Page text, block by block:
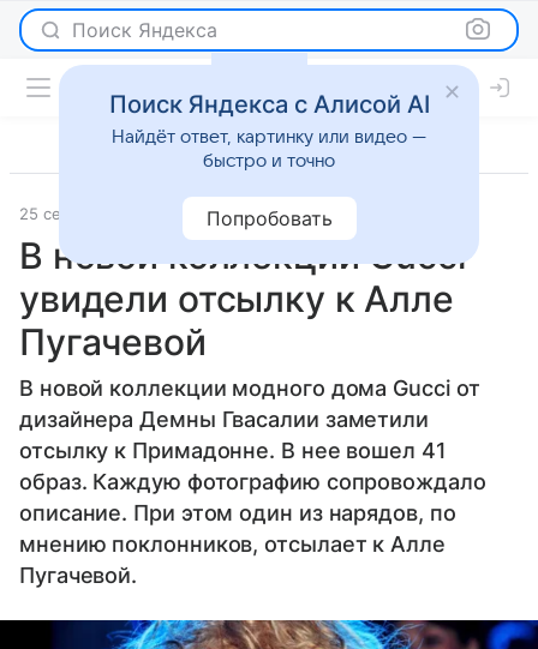
Поиск Яндекса
25 сентября 2025 Lenta.Ru Светская жизнь
В новой коллекции Gucci
увидели отсылку к Алле
Пугачевой
В новой коллекции модного дома Gucci от
дизайнера Демны Гвасалии заметили
отсылку к Примадонне. В нее вошел 41
образ. Каждую фотографию сопровождало
описание. При этом один из нарядов, по
мнению поклонников, отсылает к Алле
Пугачевой.
Поиск Яндекса с Алисой AI
Найдёт ответ, картинку или видео —
быстро и точно
Попробовать